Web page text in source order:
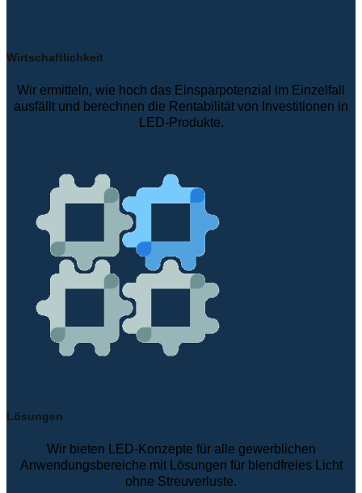
Wirtschaftlichkeit
Wir ermitteln, wie hoch das Einsparpotenzial im Einzelfall
ausfällt und berechnen die Rentabilität von Investitionen in
LED-Produkte.
Lösungen
Wir bieten LED-Konzepte für alle gewerblichen
Anwendungsbereiche mit Lösungen für blendfreies Licht
ohne Streuverluste.